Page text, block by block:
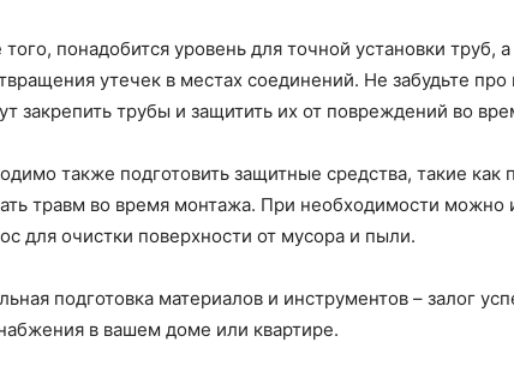
понадобится уровень для точной установки труб,
утечек в местах соединений. Не забудьте
закрепить трубы и защитить их от повреждений во
также подготовить защитные средства, такие как
травм во время монтажа. При необходимости можно
для очистки поверхности от мусора и пыли.
подготовка материалов и инструментов – залог
в вашем доме или квартире.